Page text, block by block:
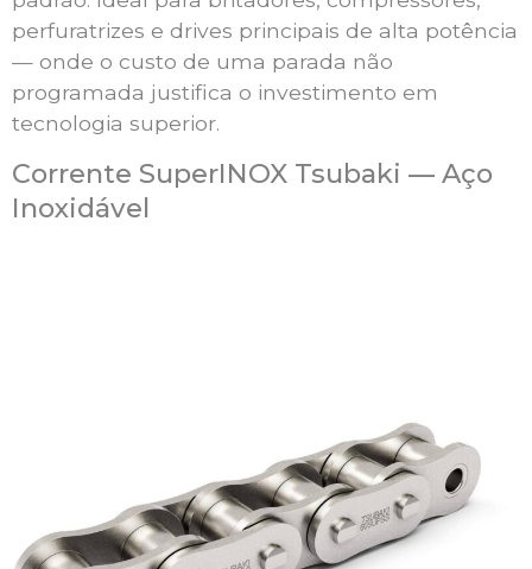
perfuratrizes e drives principais de alta potência
— onde o custo de uma parada não
programada justifica o investimento em
tecnologia superior.
Corrente SuperINOX Tsubaki — Aço
Inoxidável